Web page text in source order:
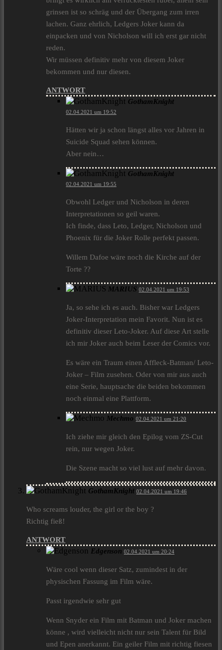
grinsen ist so schräg und der Übergang zum irren
lachen. Ganz ehrlich, Ledgers Joker kann da
einpacken und von Nicholson will ich erst gar nicht
reden.
Wir müssen definitiv mehr von diesem Joker
bekommen und nur diesen.
ANTWORT
GothamKnight
02.04.2021 um 19:52
Hätten wir ja schon längst alles vor Jahren in
Suicide Squad sehen können.
Aber nein…
GothamKnight
02.04.2021 um 19:55
Obwohl Ledger und Nicholson in deren
Interpretationen so geil waren.
Ich finde, dass Leto, Ledger, Nicholson und
Phoenix für die Joker Rolle perfekt passen.
Willem Dafoe wäre noch die Kirche auf der
Torte ??
MARIUS 02.04.2021 um 19:53
Ja, so sehe ich es auch. Bisher war Ledgers
Joker-Interpretation mein Favorit. Nun ist es
definitiv dieser Leto-Joker. Auf diese Art stelle
ich mir Joker auch beim Leser der Comics vor.
Es wäre ein Traum einen Affleck-Batman/ Leto-
Joker – Film zusehen. Oder von mir aus auch
eine Serie, hauptsache die beiden bekommen
noch einmal eine Plattform.
Mechmo 02.04.2021 um 21:20
Ich ziehe mir gleich den Epilog vom ZS-Cut
rein, nur wegen Joker.
Die Szene macht so viel lust auf mehr davon.
GothamKnight 02.04.2021 um 19:46
Who screams louder, the girl or the boy ?
Richtig fieß!
ANTWORT
Edgenson 02.04.2021 um 20:24
Wäre cool wenn dieser Satz, zumindest in der
physischen Fassung im Film wäre.
Passt irgendwie sehr gut
Wenn Snyder ein Film mit Batman und Joker machen
könne , wird vielleicht nicht nur sein Talent für Bild
und Epen anerkannt. Ein geiler Film mit richtig fiesen